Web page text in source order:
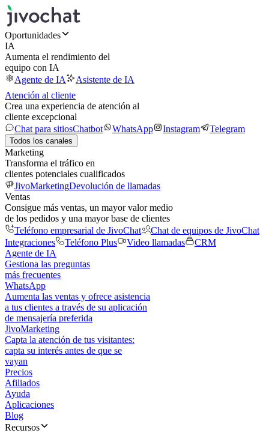
Oportunidades
IA
Aumenta el rendimiento del
equipo con IA
Agente de IA
Asistente de IA
Atención al cliente
Crea una experiencia de atención al
cliente excepcional
Chat para sitiosChatbot WhatsApp Instagram Telegram
Todos los canales
Marketing
Transforma el tráfico en
clientes potenciales cualificados
JivoMarketingDevolución de llamadas
Ventas
Consigue más ventas, un mayor valor medio
de los pedidos y una mayor base de clientes
Teléfono empresarial de JivoChat
Chat de equipos de JivoChat
Integraciones
Teléfono Plus Video llamadas
CRM
Agente de IA
Gestiona las preguntas
más frecuentes
WhatsApp
Aumenta las ventas y ofrece asistencia
a tus clientes a través de su aplicación
de mensajería preferida
JivoMarketing
Capta la atención de tus visitantes:
capta su interés antes de que se
vayan
Precios
Afiliados
Ayuda
Aplicaciones
Blog
Recursos